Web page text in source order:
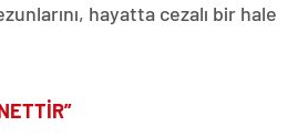
hayatta cezalı bir hale